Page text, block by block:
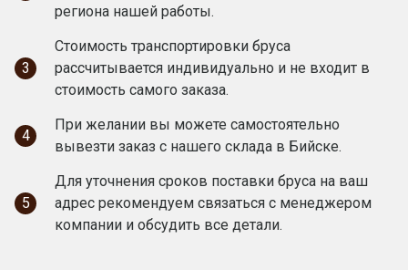
региона нашей работы.
3
Стоимость транспортировки бруса
рассчитывается индивидуально и не входит в
стоимость самого заказа.
4
При желании вы можете самостоятельно
вывезти заказ с нашего склада в Бийске.
5
Для уточнения сроков поставки бруса на ваш
адрес рекомендуем связаться с менеджером
компании и обсудить все детали.